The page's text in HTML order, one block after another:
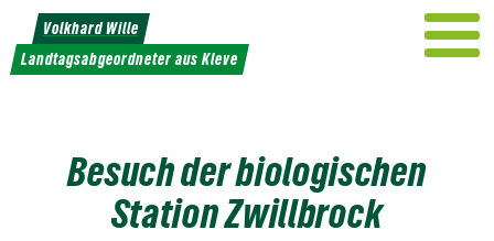
Weiter
zum
Inhalt
Volkhard Wille
Landtagsabgeordneter aus Kleve
Besuch der biologischen
Station Zwillbrock